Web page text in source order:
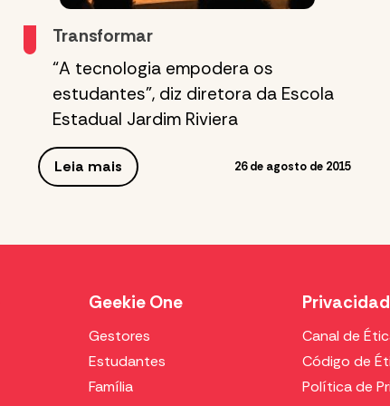
Transformar
“A tecnologia empodera os
estudantes”, diz diretora da Escola
Estadual Jardim Riviera
Leia mais 26 de agosto de 2015
Geekie One
Gestores
Estudantes
Família
Canal de
Código de
Política de